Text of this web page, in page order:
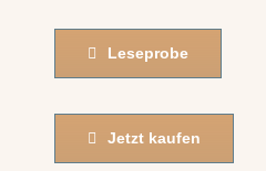
Leseprobe
Jetzt kaufen